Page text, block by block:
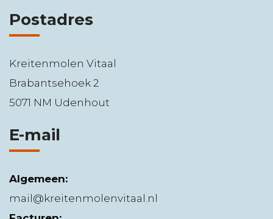
Postadres
Kreitenmolen Vitaal
Brabantsehoek 2
5071 NM Udenhout
E-mail
Algemeen:
mail@kreitenmolenvitaal.nl